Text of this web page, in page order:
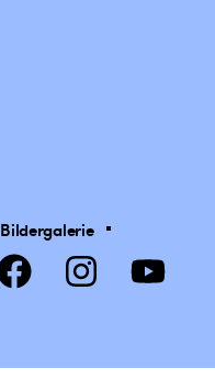
Bildergalerie